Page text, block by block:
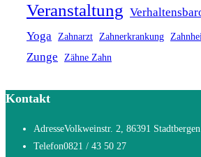
Veranstaltung
Yoga Zahnarzt Zahnerkrankung
Zunge Zähne Zahn
Kontakt
AdresseVolkweinstr. 2, 86391 Stadtbergen
Telefon0821 / 43 50 27